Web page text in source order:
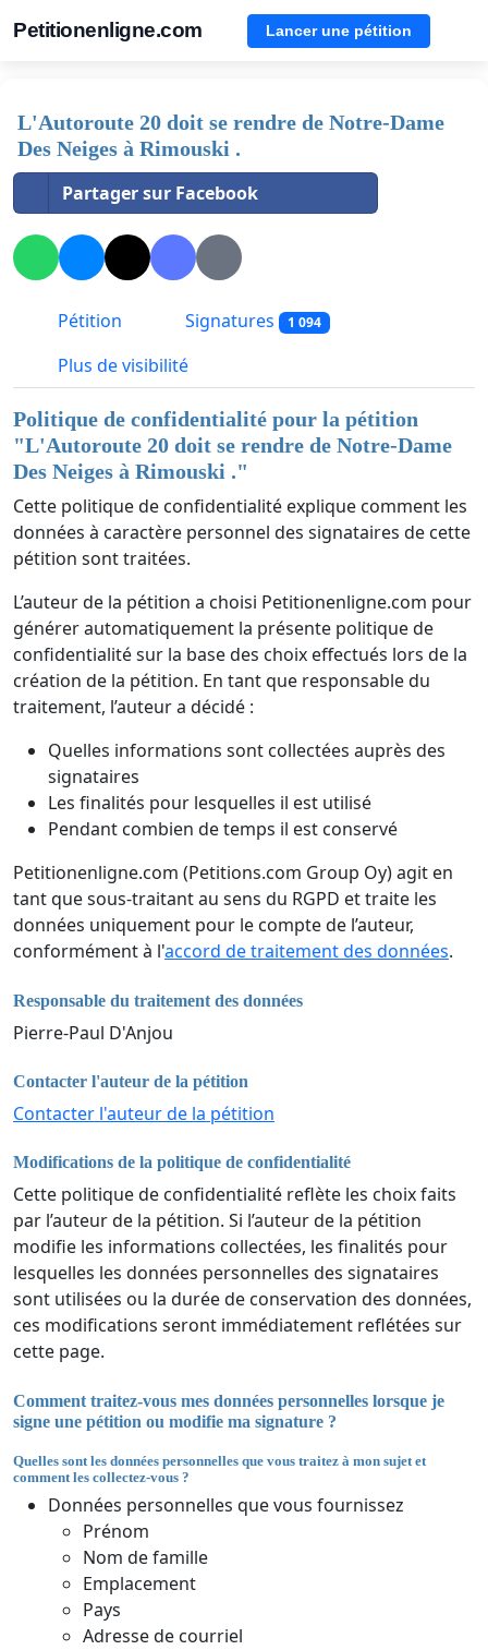
Petitionenligne.com Lancer une pétition
L'Autoroute 20 doit se rendre de Notre-Dame
Des Neiges à Rimouski .
Partager sur Facebook
Pétition Signatures 1 094
Plus de visibilité
Politique de confidentialité pour la pétition
"L'Autoroute 20 doit se rendre de Notre-Dame
Des Neiges à Rimouski ."
Cette politique de confidentialité explique comment les
données à caractère personnel des signataires de cette
pétition sont traitées.
L’auteur de la pétition a choisi Petitionenligne.com pour
générer automatiquement la présente politique de
confidentialité sur la base des choix effectués lors de la
création de la pétition. En tant que responsable du
traitement, l’auteur a décidé :
Quelles informations sont collectées auprès des
signataires
Les finalités pour lesquelles il est utilisé
Pendant combien de temps il est conservé
Petitionenligne.com (Petitions.com Group Oy) agit en
tant que sous-traitant au sens du RGPD et traite les
données uniquement pour le compte de l’auteur,
conformément à l'accord de traitement des données.
Responsable du traitement des données
Pierre-Paul D'Anjou
Contacter l'auteur de la pétition
Contacter l'auteur de la pétition
Modifications de la politique de confidentialité
Cette politique de confidentialité reflète les choix faits
par l’auteur de la pétition. Si l’auteur de la pétition
modifie les informations collectées, les finalités pour
lesquelles les données personnelles des signataires
sont utilisées ou la durée de conservation des données,
ces modifications seront immédiatement reflétées sur
cette page.
Comment traitez-vous mes données personnelles lorsque je
signe une pétition ou modifie ma signature ?
Quelles sont les données personnelles que vous traitez à mon sujet et
comment les collectez-vous ?
Données personnelles que vous fournissez
Prénom
Nom de famille
Emplacement
Pays
Adresse de courriel